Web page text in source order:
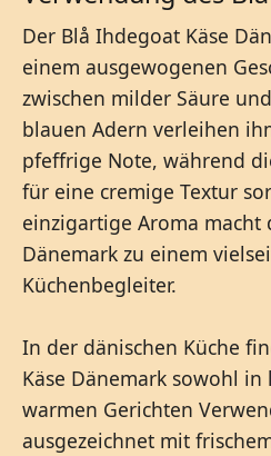
Der Blå Ihdegoat Käse
einem ausgewogenen
zwischen milder Säure
blauen Adern verleihen
pfeffrige Note, während
für eine cremige Textur
einzigartige Aroma macht
Dänemark zu einem
Küchenbegleiter.
In der dänischen Küche
Käse Dänemark sowohl in
warmen Gerichten
ausgezeichnet mit